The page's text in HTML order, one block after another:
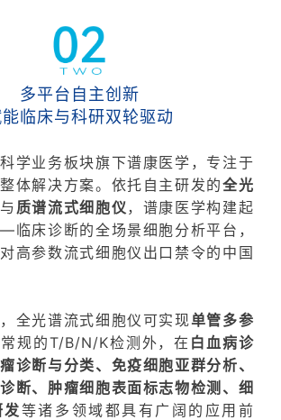
多平台自主创新
能临床与科研双轮驱动
学业务板块旗下谱康医学，专注于
体解决方案。依托自主研发的全光
与 质谱流式细胞仪，谱康医学构建起
临床诊断的全场景细胞分析平台，
高参数流式细胞仪出口禁令的中国
全光谱流式细胞仪可实现单管多参
规的T/B/N/K检测外，在 白血病诊
诊断与分类、 免疫细胞亚群分析、
断、 肿瘤细胞表面标志物检测 、 细
等诸多领域都具有广阔的应用前